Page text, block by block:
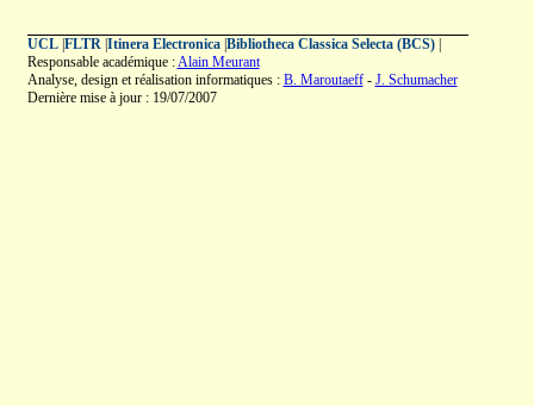
UCL| FLTR| Itinera Electronica| Bibliotheca Classica Selecta (BCS)|
Responsable académique :Alain Meurant
Analyse, design et réalisation informatiques : B. Maroutaeff- J. Schumacher
Dernière mise à jour : 19/07/2007